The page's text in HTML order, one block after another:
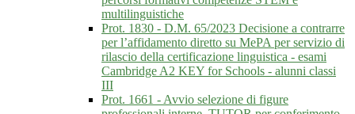
multilinguistiche
Prot. 1830 - D.M. 65/2023 Decisione a contrarre
per l’affidamento diretto su MePA per servizio di
rilascio della certificazione linguistica - esami
Cambridge A2 KEY for Schools - alunni classi
III
Prot. 1661 - Avvio selezione di figure